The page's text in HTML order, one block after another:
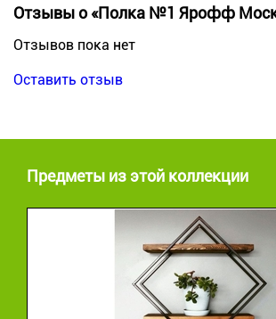
Отзывы о «Полка №1 Ярофф
Отзывов пока нет
Оставить отзыв
Предметы из этой коллекции